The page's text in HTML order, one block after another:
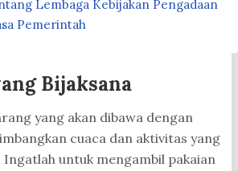
Lembaga Kebijakan Pengadaan
Pemerintah
Bijaksana
yang akan dibawa dengan
cuaca dan aktivitas yang
Ingatlah untuk mengambil pakaian